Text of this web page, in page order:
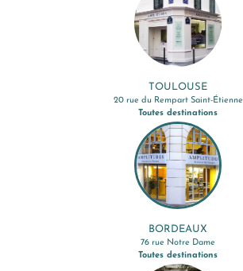
TOULOUSE
20 rue du Rempart Saint-Étienne
Toutes destinations
BORDEAUX
76 rue Notre Dame
Toutes destinations